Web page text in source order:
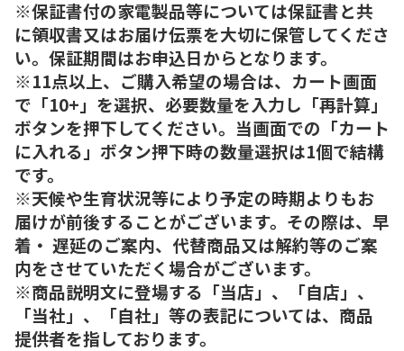
※保証書付の家電製品等については保証書と共
に領収書又はお届け伝票を大切に保管してくださ
い。保証期間はお申込日からとなります。
※11点以上、ご購入希望の場合は、カート画面
で「10+」を選択、必要数量を入力し「再計算」
ボタンを押下してください。当画面での「カート
に入れる」ボタン押下時の数量選択は1個で結構
です。
※天候や生育状況等により予定の時期よりもお
届けが前後することがございます。その際は、早
着・ 遅延のご案内、代替商品又は解約等のご案
内をさせていただく場合がございます。
※商品説明文に登場する「当店」、「自店」、
「当社」、「自社」等の表記については、商品
提供者を指しております。